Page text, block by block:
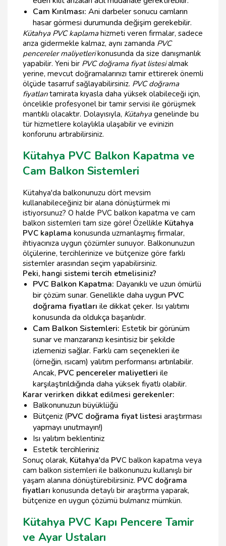
Cam Kırılması: Ani darbeler sonucu camların
hasar görmesi durumunda değişim gerekebilir.
Kütahya PVC kaplamahizmeti veren firmalar, sadece
arıza gidermekle kalmaz, aynı zamanda PVC
pencereler maliyetlerikonusunda da size danışmanlık
yapabilir. Yeni bir PVC doğrama fiyat listesialmak
yerine, mevcut doğramalarınızı tamir ettirerek önemli
ölçüde tasarruf sağlayabilirsiniz. PVC doğrama
fiyatlarıtamirata kıyasla daha yüksek olabileceği için,
öncelikle profesyonel bir tamir servisi ile görüşmek
mantıklı olacaktır. Dolayısıyla, Kütahyagenelinde bu
tür hizmetlere kolaylıkla ulaşabilir ve evinizin
konforunu artırabilirsiniz.
Kütahya PVC Balkon Kapatma ve
Cam Balkon Sistemleri
Kütahya'da balkonunuzu dört mevsim
kullanabileceğiniz bir alana dönüştürmek mi
istiyorsunuz? O halde PVC balkon kapatma ve cam
balkon sistemleri tam size göre! Özellikle Kütahya
PVC kaplama konusunda uzmanlaşmış firmalar,
ihtiyacınıza uygun çözümler sunuyor. Balkonunuzun
ölçülerine, tercihlerinize ve bütçenize göre farklı
sistemler arasından seçim yapabilirsiniz.
Peki, hangi sistemi tercih etmelisiniz?
PVC Balkon Kapatma: Dayanıklı ve uzun ömürlü
bir çözüm sunar. Genellikle daha uygun PVC
doğrama fiyatları ile dikkat çeker. Isı yalıtımı
konusunda da oldukça başarılıdır.
Cam Balkon Sistemleri: Estetik bir görünüm
sunar ve manzaranızı kesintisiz bir şekilde
izlemenizi sağlar. Farklı cam seçenekleri ile
(örneğin, ısıcam) yalıtım performansı artırılabilir.
Ancak, PVC pencereler maliyetleri ile
karşılaştırıldığında daha yüksek fiyatlı olabilir.
Karar verirken dikkat edilmesi gerekenler:
Balkonunuzun büyüklüğü
Bütçeniz (PVC doğrama fiyat listesi araştırması
yapmayı unutmayın!)
Isı yalıtım beklentiniz
Estetik tercihleriniz
Sonuç olarak, Kütahya'da PVC balkon kapatma veya
cam balkon sistemleri ile balkonunuzu kullanışlı bir
yaşam alanına dönüştürebilirsiniz. PVC doğrama
fiyatları konusunda detaylı bir araştırma yaparak,
bütçenize en uygun çözümü bulmanız mümkün.
Kütahya PVC Kapı Pencere Tamir
ve Ayar Ustaları